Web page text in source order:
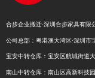
合步企业搬迁·深圳合步家具有限
公司总部：粤港澳大湾区·深圳市
宝安中转仓库：宝安区航城街道
南山中转仓库：南山区高新科技